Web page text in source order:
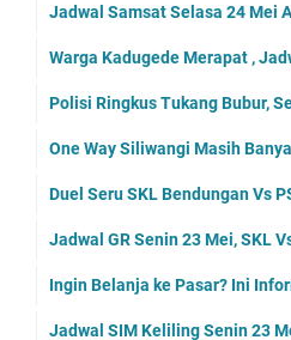
Jadwal Samsat Selasa 24 Mei
Warga Kadugede Merapat ,
Polisi Ringkus Tukang Bubur,
One Way Siliwangi Masih
Duel Seru SKL Bendungan Vs
Jadwal GR Senin 23 Mei, SKL
Ingin Belanja ke Pasar? Ini
Jadwal SIM Keliling Senin 23